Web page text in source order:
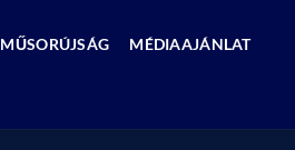
MŰSORÚJSÁG MÉDIAAJÁNLAT